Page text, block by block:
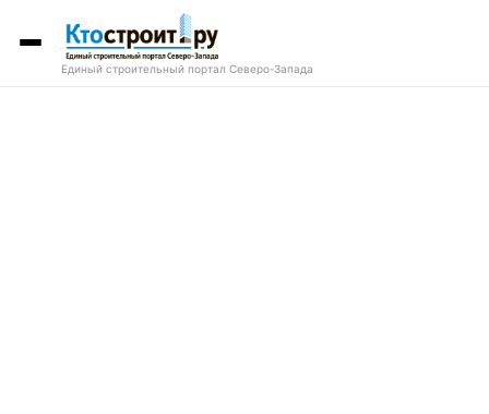
Единый строительный портал Северо-Запада